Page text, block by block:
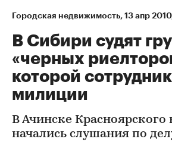
Городская недвижимость⁠, 13 апр
В Сибири судят
«черных
которой
милиции
В Ачинске Красноярского
начались слушания по